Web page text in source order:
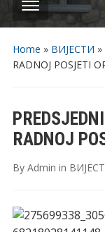
Home » ВИЈЕСТИ »
RADNOJ POSJETI
RADNOJ
By Admin in